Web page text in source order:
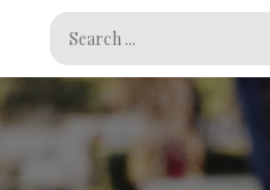
Search
for: